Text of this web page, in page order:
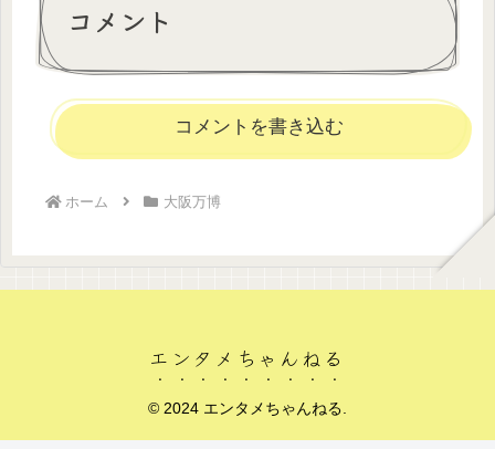
コメント
コメントを書き込む
ホーム 大阪万博
エンタメちゃんねる
© 2024 エンタメちゃんねる.